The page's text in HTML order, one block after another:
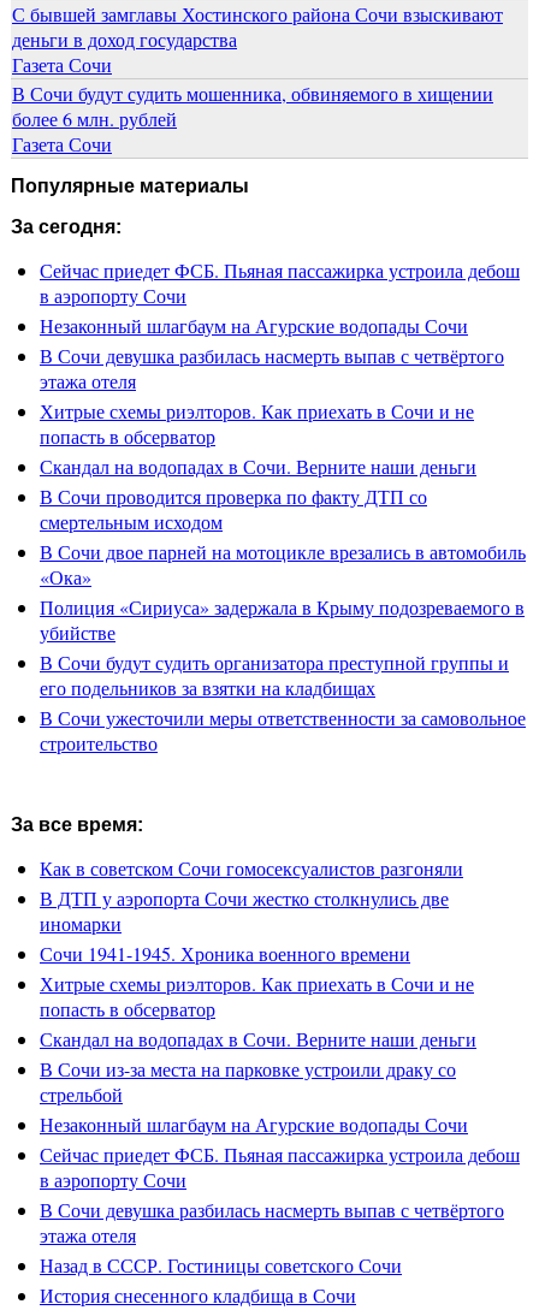
С бывшей замглавы Хостинского района Сочи взыскивают
деньги в доход государства
Газета Сочи
В Сочи будут судить мошенника, обвиняемого в хищении
более 6 млн. рублей
Газета Сочи
Популярные материалы
За сегодня:
Сейчас приедет ФСБ. Пьяная пассажирка устроила дебош
в аэропорту Сочи
Незаконный шлагбаум на Агурские водопады Сочи
В Сочи девушка разбилась насмерть выпав с четвёртого
этажа отеля
Хитрые схемы риэлторов. Как приехать в Сочи и не
попасть в обсерватор
Скандал на водопадах в Сочи. Верните наши деньги
В Сочи проводится проверка по факту ДТП со
смертельным исходом
В Сочи двое парней на мотоцикле врезались в автомобиль
«Ока»
Полиция «Сириуса» задержала в Крыму подозреваемого в
убийстве
В Сочи будут судить организатора преступной группы и
его подельников за взятки на кладбищах
В Сочи ужесточили меры ответственности за самовольное
строительство
За все время:
Как в советском Сочи гомосексуалистов разгоняли
В ДТП у аэропорта Сочи жестко столкнулись две
иномарки
Сочи 1941-1945. Хроника военного времени
Хитрые схемы риэлторов. Как приехать в Сочи и не
попасть в обсерватор
Скандал на водопадах в Сочи. Верните наши деньги
В Сочи из-за места на парковке устроили драку со
стрельбой
Незаконный шлагбаум на Агурские водопады Сочи
Сейчас приедет ФСБ. Пьяная пассажирка устроила дебош
в аэропорту Сочи
В Сочи девушка разбилась насмерть выпав с четвёртого
этажа отеля
Назад в СССР. Гостиницы советского Сочи
История снесенного кладбища в Сочи